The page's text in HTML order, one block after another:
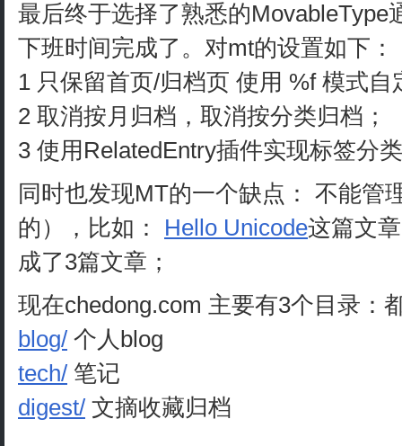
最后终于选择了熟悉的MovableType
下班时间完成了。对mt的设置如下：
1 只保留首页/归档页 使用 %f 模式自
2 取消按月归档，取消按分类归档；
3 使用RelatedEntry插件实现标签分
同时也发现MT的一个缺点： 不能管
的），比如： Hello Unicode这篇文
成了3篇文章；
现在chedong.com 主要有3个目录：
blog/ 个人blog
tech/ 笔记
digest/ 文摘收藏归档